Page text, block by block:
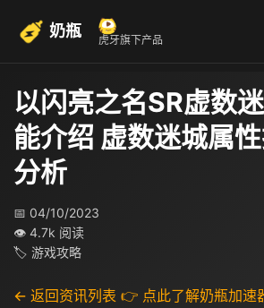
奶瓶 虎牙旗下产品
以闪亮之名SR虚数
能介绍 虚数迷城属
分析
📅 04/10/2023
👁 4.7k 阅读
🏷 游戏攻略
← 返回资讯列表 👉 点此了解奶瓶加速